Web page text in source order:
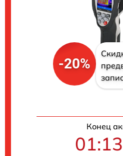
-20%
Конец